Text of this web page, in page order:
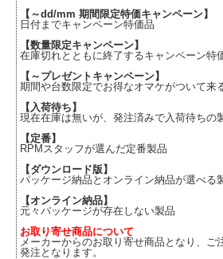
【～dd/mm 期間限定特価キャンペーン】
日付までキャンペーン特価品
【数量限定キャンペーン】
在庫切れとともに終了するキャンペーン特
【～プレゼントキャンペーン】
期間や台数限定でお得なオマケがついて来
【入荷待ち】
現在在庫は無いが、発注済みで入荷待ちの
【定番】
RPMスタッフが選んだ定番製品
【ダウンロード版】
パッケージ納品とオンライン納品が選べる
【オンライン納品】
元々パッケージが存在しない製品
お取り寄せ商品について
メーカーからのお取り寄せ商品となり、ご
発注となります。